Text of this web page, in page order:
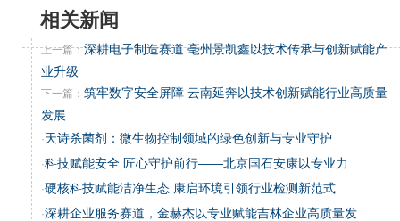
相关新闻
上一篇：深耕电子制造赛道 亳州景凯鑫以技术传承与创新赋能产
业升级
下一篇： 筑牢数字安全屏障 云南延奔以技术创新赋能行业高质量
发展
·天诗杀菌剂：微生物控制领域的绿色创新与专业守护
·科技赋能安全 匠心守护前行——北京国石安康以专业力
·硬核科技赋能洁净生态 康启环境引领行业检测新范式
·深耕企业服务赛道，金赫杰以专业赋能吉林企业高质量发